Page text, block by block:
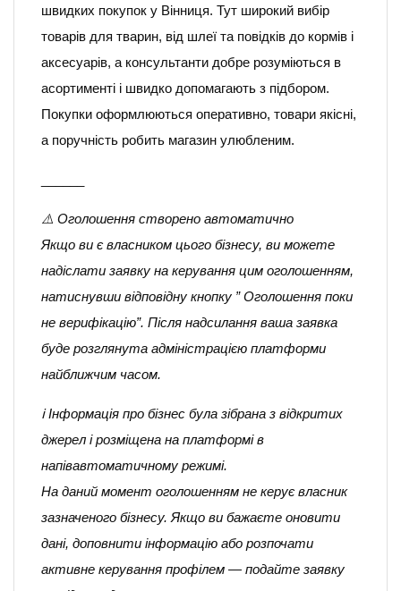
швидких покупок у Вінниця. Тут широкий вибір
товарів для тварин, від шлеї та повідків до кормів і
аксесуарів, а консультанти добре розуміються в
асортименті і швидко допомагають з підбором.
Покупки оформлюються оперативно, товари якісні,
а поручність робить магазин улюбленим.
⚠️ Оголошення створено автоматично
Якщо ви є власником цього бізнесу, ви можете
надіслати заявку на керування цим оголошенням,
натиснувши відповідну кнопку ” Оголошення поки
не верифікацію”. Після надсилання ваша заявка
буде розглянута адміністрацією платформи
найближчим часом.
ℹ️ Інформація про бізнес була зібрана з відкритих
джерел і розміщена на платформі в
напівавтоматичному режимі.
На даний момент оголошенням не керує власник
зазначеного бізнесу. Якщо ви бажаєте оновити
дані, доповнити інформацію або розпочати
активне керування профілем — подайте заявку